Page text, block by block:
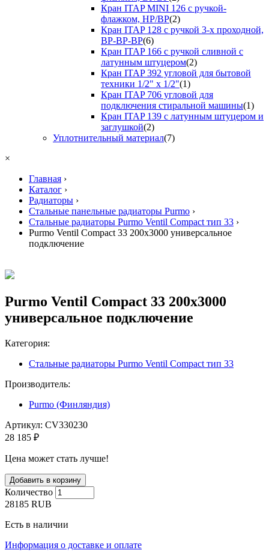
Кран ITAP MINI 126 с ручкой-
флажком, НР/ВР(2)
Кран ITAP 128 с ручкой 3-х проходной,
ВР-ВР-ВР(6)
Кран ITAP 166 с ручкой сливной с
латунным штуцером(2)
Кран ITAP 392 угловой для бытовой
техники 1/2" х 1/2"(1)
Кран ITAP 706 угловой для
подключения стиральной машины(1)
Кран ITAP 139 с латунным штуцером и
заглушкой(2)
Уплотнительный материал(7)
×
Главная ›
Каталог ›
Радиаторы ›
Стальные панельные радиаторы Purmo ›
Стальные радиаторы Purmo Ventil Compact тип 33 ›
Purmo Ventil Compact 33 200x3000 универсальное
подключение
Purmo Ventil Compact 33 200x3000
универсальное подключение
Категория:
Стальные радиаторы Purmo Ventil Compact тип 33
Производитель:
Purmo (Финляндия)
Артикул: CV330230
28 185 ₽
Цена может стать лучше!
Количество
28185 RUB
Есть в наличии
Информация о доставке и оплате